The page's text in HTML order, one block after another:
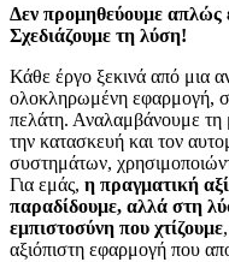
Δεν προμηθεύουμε απλώς
Σχεδιάζουμε τη λύση!
Κάθε έργο ξεκινά από μια
ολοκληρωμένη εφαρμογή,
πελάτη. Αναλαμβάνουμε τη
την κατασκευή και τον
συστημάτων,
Για εμάς, η πραγματική
παραδίδουμε, αλλά στη
εμπιστοσύνη που χτίζουμε
αξιόπιστη εφαρμογή που